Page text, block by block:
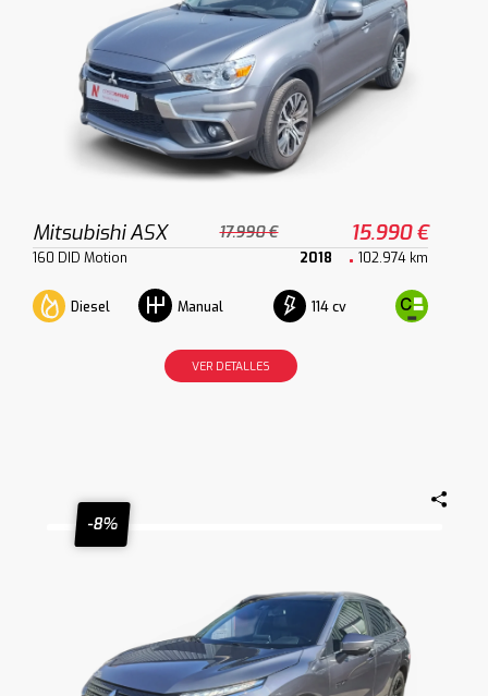
Mitsubishi ASX 17.990 € 15.990 €
160 DID Motion 2018 102.974 km
Diesel Manual 114 cv
VER DETALLES
-8%